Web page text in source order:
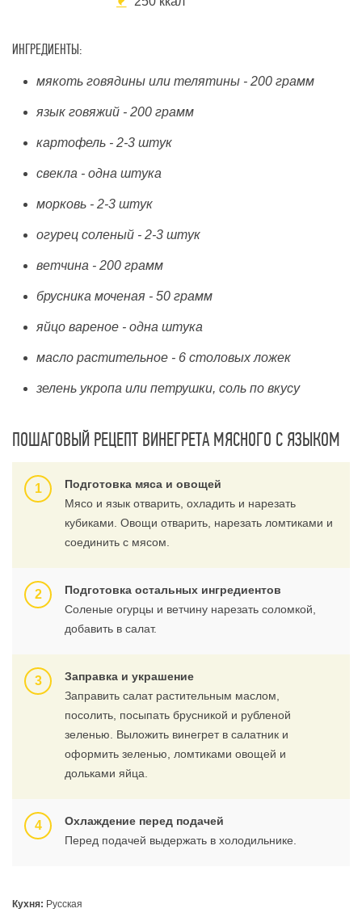
ИНГРЕДИЕНТЫ:
мякоть говядины или телятины - 200 грамм
язык говяжий - 200 грамм
картофель - 2-3 штук
свекла - одна штука
морковь - 2-3 штук
огурец соленый - 2-3 штук
ветчина - 200 грамм
брусника моченая - 50 грамм
яйцо вареное - одна штука
масло растительное - 6 столовых ложек
зелень укропа или петрушки, соль по вкусу
ПОШАГОВЫЙ РЕЦЕПТ ВИНЕГРЕТА МЯСНОГО С ЯЗЫКОМ
Подготовка мяса и овощей
Мясо и язык отварить, охладить и нарезать
кубиками. Овощи отварить, нарезать ломтиками и
соединить с мясом.
Подготовка остальных ингредиентов
Соленые огурцы и ветчину нарезать соломкой,
добавить в салат.
Заправка и украшение
Заправить салат растительным маслом,
посолить, посыпать брусникой и рубленой
зеленью. Выложить винегрет в салатник и
оформить зеленью, ломтиками овощей и
дольками яйца.
Охлаждение перед подачей
Перед подачей выдержать в холодильнике.
Кухня: Русская